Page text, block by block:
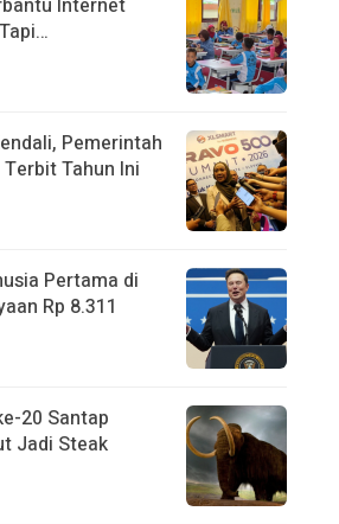
Pemerintah
Tahun Ini
Pertama di
Rp 8.311
20 Santap
Jadi Steak